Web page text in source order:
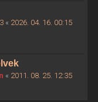
« 2026. 04. 16. 00:15
« 2011. 08. 25. 12:35